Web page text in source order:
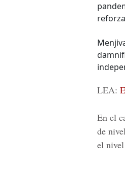
LEA:
En el
de
el